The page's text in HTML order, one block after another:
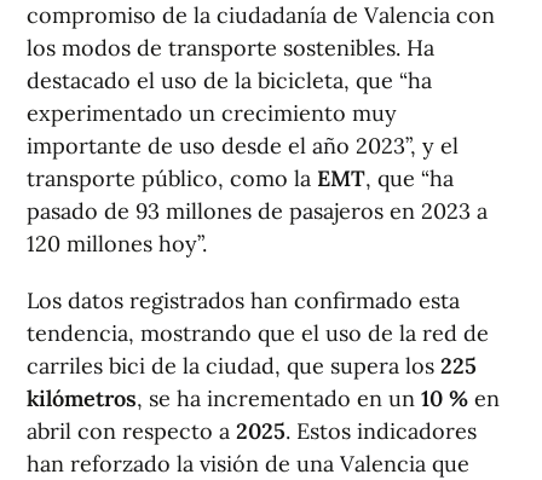
compromiso de la ciudadanía de Valencia con
los modos de transporte sostenibles. Ha
destacado el uso de la bicicleta, que “ha
experimentado un crecimiento muy
importante de uso desde el año 2023”, y el
transporte público, como la EMT, que “ha
pasado de 93 millones de pasajeros en 2023 a
120 millones hoy”.
Los datos registrados han confirmado esta
tendencia, mostrando que el uso de la red de
carriles bici de la ciudad, que supera los 225
kilómetros, se ha incrementado en un 10 % en
abril con respecto a 2025. Estos indicadores
han reforzado la visión de una Valencia que